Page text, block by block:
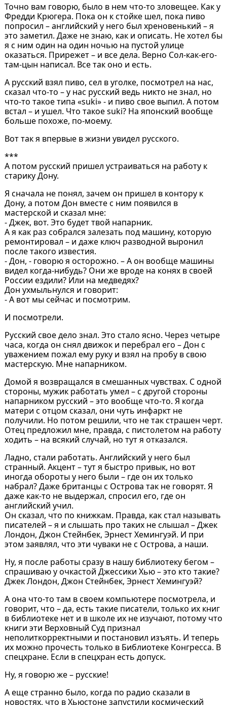
Точно вам говорю, было в нем что-то зловещее. Как у
Фредди Крюгера. Пока он к стойке шел, пока пиво
попросил – английский у него был хреновенький – я
это заметил. Даже не знаю, как и описать. Не хотел бы
я с ним один на один ночью на пустой улице
оказаться. Прирежет – и все дела. Верно Сол-как-его-
там-цын написал. Все так оно и есть.
А русский взял пиво, сел в уголке, посмотрел на нас,
сказал что-то – у нас русский ведь никто не знал, но
что-то такое типа «suki» - и пиво свое выпил. А потом
встал – и ушел. Что такое suki? На японский вообще
больше похоже, по-моему.
Вот так я впервые в жизни увидел русского.
***
А потом русский пришел устраиваться на работу к
старику Дону.
Я сначала не понял, зачем он пришел в контору к
Дону, а потом Дон вместе с ним появился в
мастерской и сказал мне:
- Джек, вот. Это будет твой напарник.
А я как раз собрался залезать под машину, которую
ремонтировал – и даже ключ разводной выронил
после такого известия.
- Дон, - говорю я осторожно. – А он вообще машины
видел когда-нибудь? Они же вроде на конях в своей
России ездили? Или на медведях?
Дон ухмыльнулся и говорит:
- А вот мы сейчас и посмотрим.
И посмотрели.
Русский свое дело знал. Это стало ясно. Через четыре
часа, когда он снял движок и перебрал его – Дон с
уважением пожал ему руку и взял на пробу в свою
мастерскую. Мне напарником.
Домой я возвращался в смешанных чувствах. С одной
стороны, мужик работать умел – с другой стороны
напарником русский – это вообще что-то. Я когда
матери с отцом сказал, они чуть инфаркт не
получили. Но потом решили, что не так страшен черт.
Отец предложил мне, правда, с пистолетом на работу
ходить – на всякий случай, но тут я отказался.
Ладно, стали работать. Английский у него был
странный. Акцент – тут я быстро привык, но вот
иногда обороты у него были – где он их только
набрал? Даже британцы с Острова так не говорят. Я
даже как-то не выдержал, спросил его, где он
английский учил.
Он сказал, что по книжкам. Правда, как стал называть
писателей – я и слышать про таких не слышал – Джек
Лондон, Джон Стейнбек, Эрнест Хемингуэй. И при
этом заявлял, что эти чуваки не с Острова, а наши.
Ну, я после работы сразу в нашу библиотеку бегом –
спрашиваю у очкастой Джессики Хью – это кто такие?
Джек Лондон, Джон Стейнбек, Эрнест Хемингуэй?
А она что-то там в своем компьютере посмотрела, и
говорит, что – да, есть такие писатели, только их книг
в библиотеке нет и в школе их не изучают, потому что
книги эти Верховный Суд признал
неполиткорректными и постановил изъять. И теперь
их можно прочесть только в Библиотеке Конгресса. В
спецхране. Если в спецхран есть допуск.
Ну, я говорю же – русские!
А еще странно было, когда по радио сказали в
новостях, что в Хьюстоне запустили космический